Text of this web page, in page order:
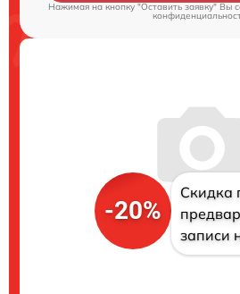
Нажимая на кнопку "Оставить заявку" Вы
-20%
Скидка
записи